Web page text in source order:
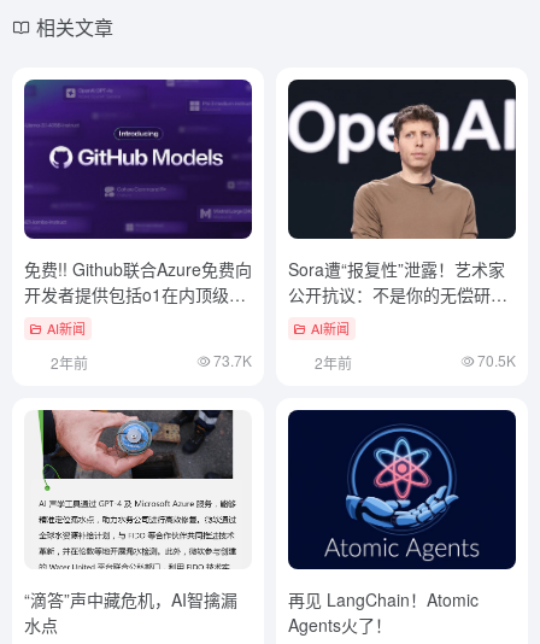
相关文章
免费!! Github联合Azure免费向
开发者提供包括o1在内顶级闭
源开源模型API调用
AI新闻
2年前 73.7K
Sora遭“报复性”泄露！艺术家
公开抗议：不是你的无偿研发
人员AI新闻
2年前 70.5K
“滴答”声中藏危机，AI智擒漏
水点
再见 LangChain！Atomic
Agents火了！